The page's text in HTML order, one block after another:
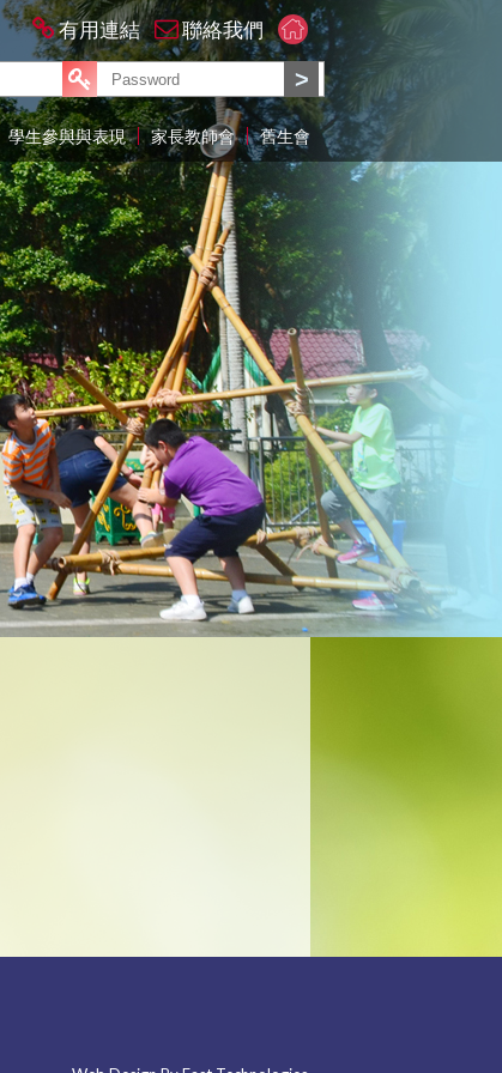
有用連結 聯絡我們
學生參與與表現 家長教師會 舊生會